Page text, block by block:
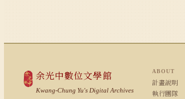
余光中數位文學館
Kwang-Chung Yu's Digital Archives
ABOUT
計畫說明
執行團隊